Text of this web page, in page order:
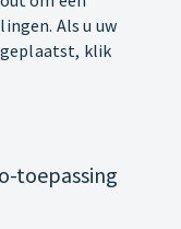
Als u uw
klik
toepassing